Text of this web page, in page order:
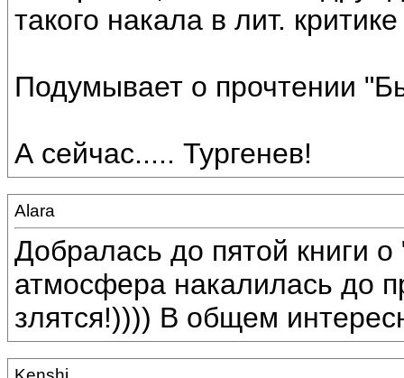
такого накала в лит.
Подумывает о прочтении
А сейчас..... Тургенев!
Alara
Добралась до пятой книги
атмосфера накалилась до
злятся!)))) В общем